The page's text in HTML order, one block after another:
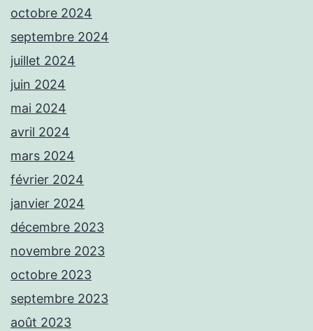
octobre 2024
septembre 2024
juillet 2024
juin 2024
mai 2024
avril 2024
mars 2024
février 2024
janvier 2024
décembre 2023
novembre 2023
octobre 2023
septembre 2023
août 2023